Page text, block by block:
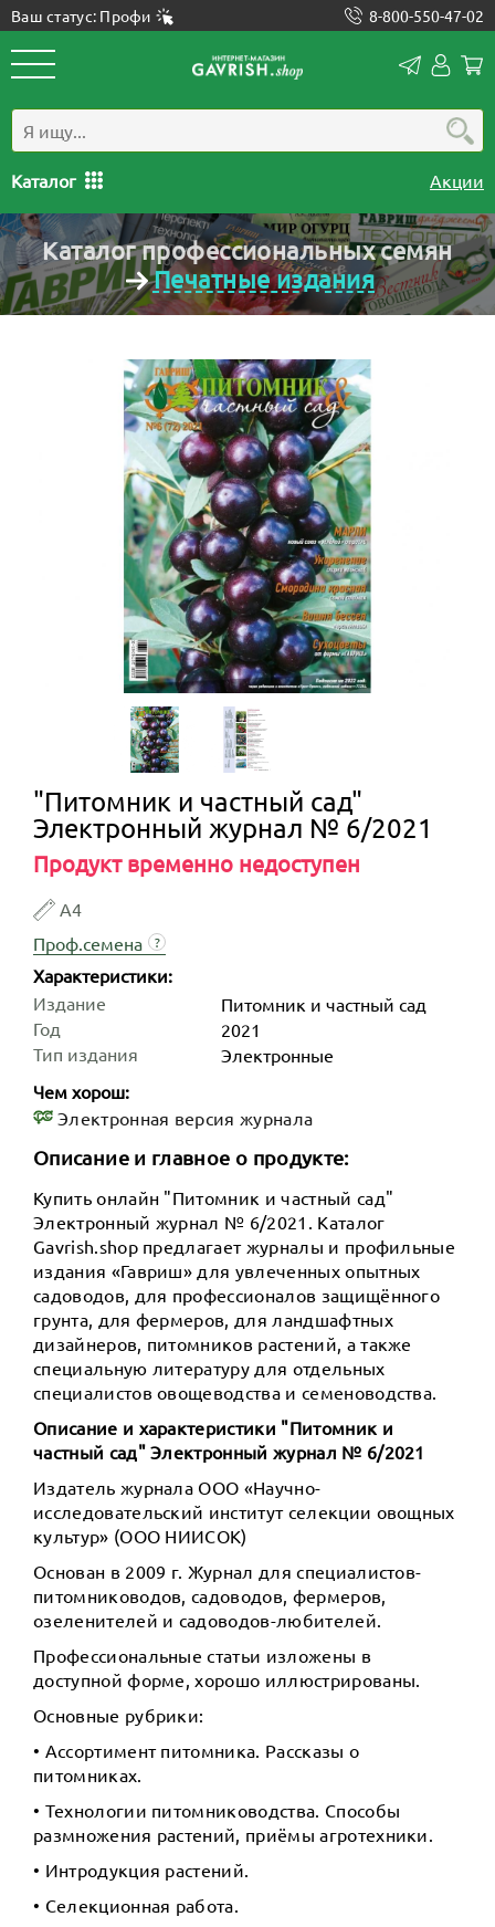
Ваш статус: Профи 8-800-550-47-02
Каталог Акции
Каталог профессиональных семян
Печатные издания
"Питомник и частный сад"
Электронный журнал № 6/2021
Продукт временно недоступен
А4
Проф.семена
?
Характеристики:
Издание
Питомник и частный сад
Год
2021
Тип издания
Электронные
Чем хорош:
Электронная версия журнала
Описание и главное о продукте:
Купить онлайн "Питомник и частный сад"
Электронный журнал № 6/2021. Каталог
Gavrish.shop предлагает журналы и профильные
издания «Гавриш» для увлеченных опытных
садоводов, для профессионалов защищённого
грунта, для фермеров, для ландшафтных
дизайнеров, питомников растений, а также
специальную литературу для отдельных
специалистов овощеводства и семеноводства.
Описание и характеристики "Питомник и
частный сад" Электронный журнал № 6/2021
Издатель журнала ООО «Научно-
исследовательский институт селекции овощных
культур» (ООО НИИСОК)
Основан в 2009 г. Журнал для специалистов-
питомниководов, садоводов, фермеров,
озеленителей и садоводов-любителей.
Профессиональные статьи изложены в
доступной форме, хорошо иллюстрированы.
Основные рубрики:
• Ассортимент питомника. Рассказы о
питомниках.
• Технологии питомниководства. Способы
размножения растений, приёмы агротехники.
• Интродукция растений.
• Селекционная работа.